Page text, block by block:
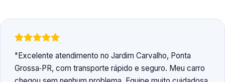
Excelente atendimento no Jardim Carvalho, Ponta
Grossa‑PR, com transporte rápido e seguro. Meu carro